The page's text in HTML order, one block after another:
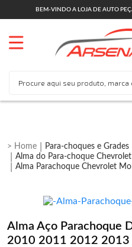
BEM-VINDO A LOJA DE AUTO
Para-choques e Grades
Alma do Para-choque Chevrolet
Alma Parachoque Chevrolet
Alma Aço Parachoque
2010 2011 2012